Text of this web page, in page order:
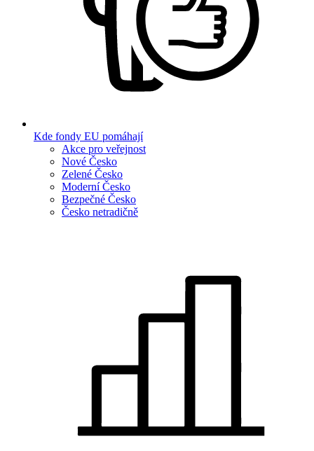
Kde fondy EU pomáhají
Akce pro veřejnost
Nové Česko
Zelené Česko
Moderní Česko
Bezpečné Česko
Česko netradičně